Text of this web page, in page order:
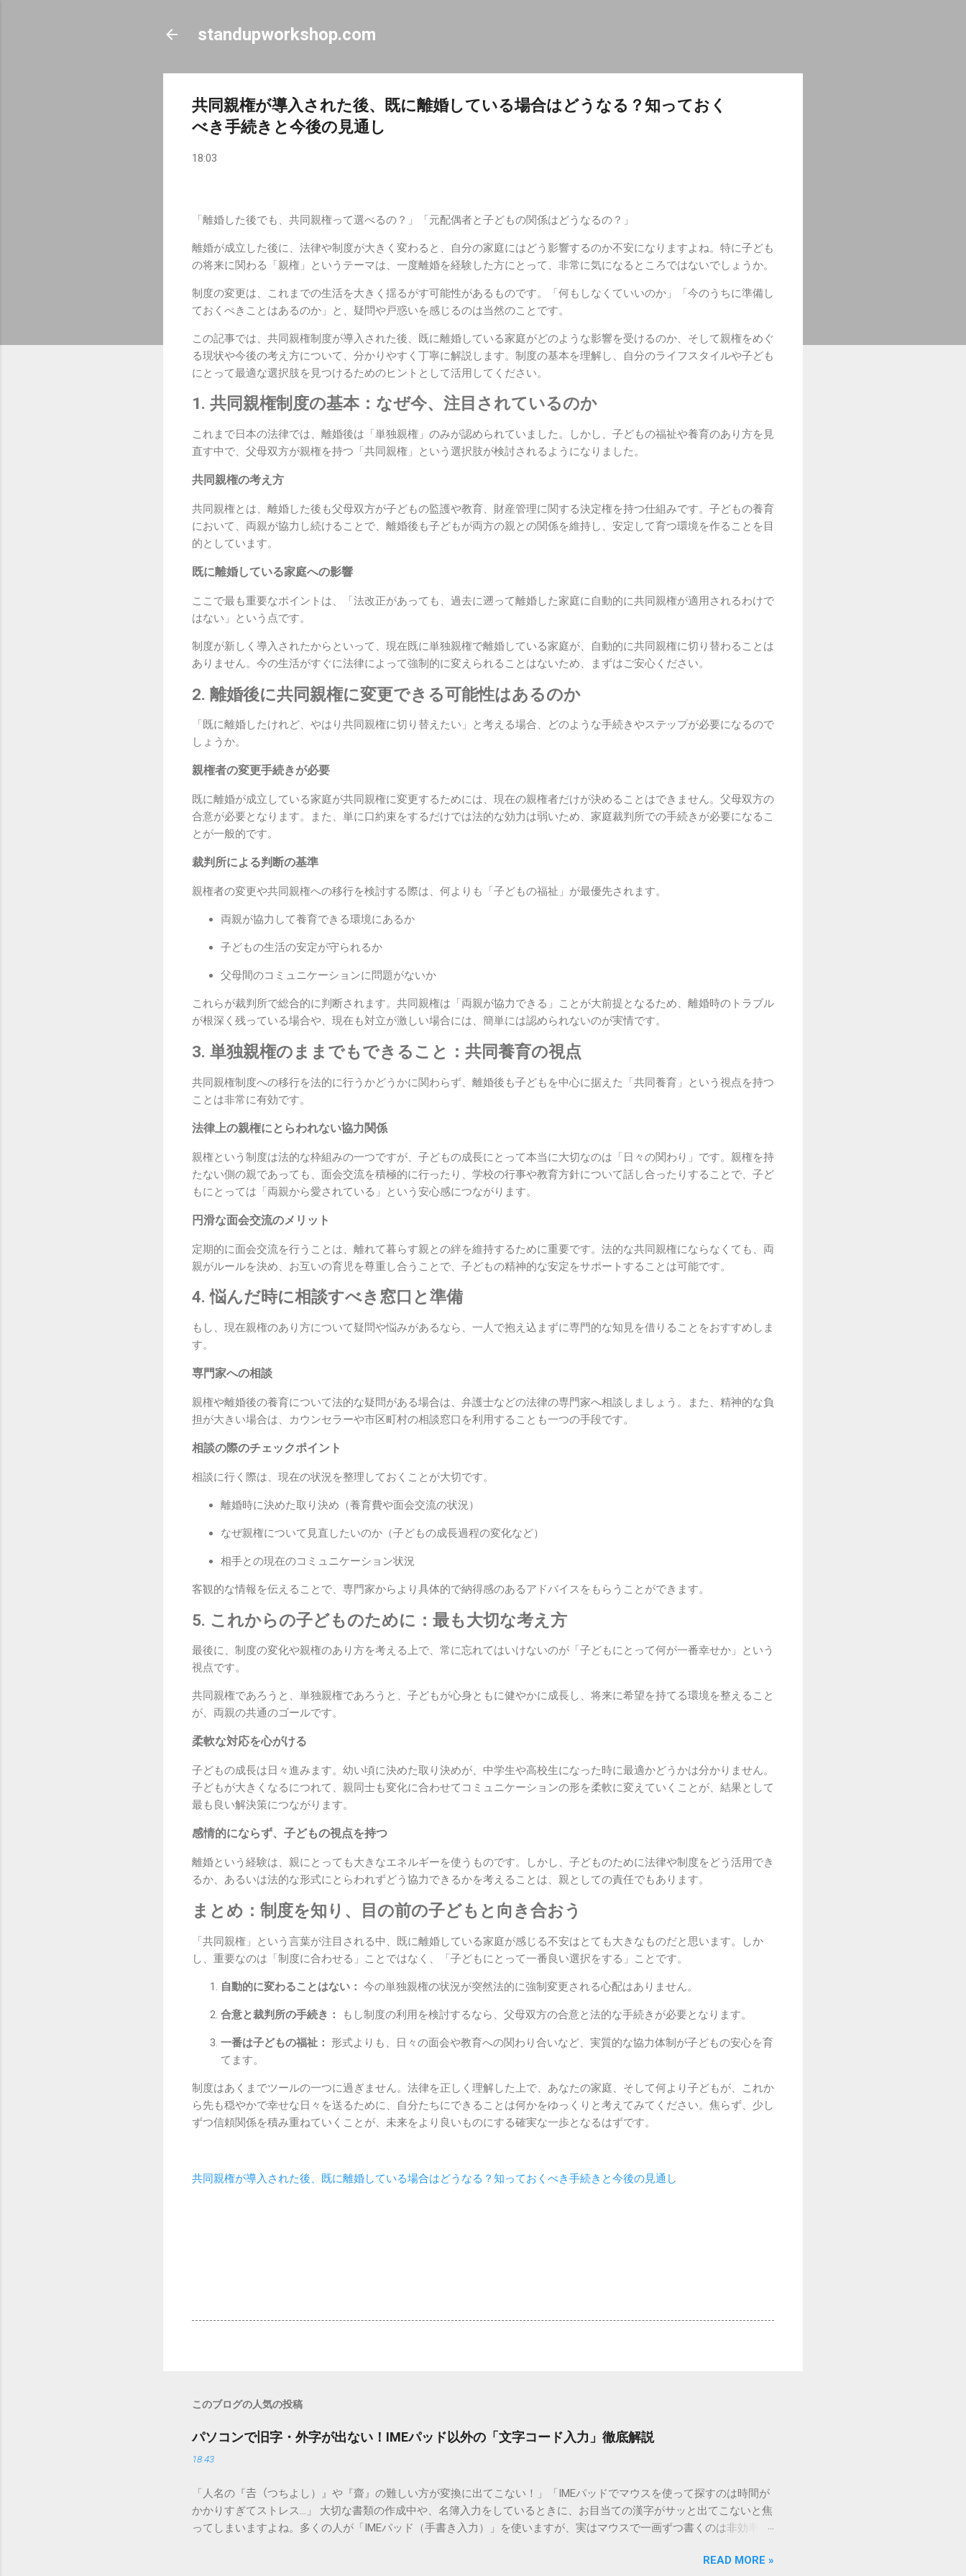
standupworkshop.com
共同親権が導入された後、既に離婚している場合はどうなる？知っておく
べき手続きと今後の見通し
18:03
「離婚した後でも、共同親権って選べるの？」「元配偶者と子どもの関係はどうなるの？」
離婚が成立した後に、法律や制度が大きく変わると、自分の家庭にはどう影響するのか不安になりますよね。特に子ども
の将来に関わる「親権」というテーマは、一度離婚を経験した方にとって、非常に気になるところではないでしょうか。
制度の変更は、これまでの生活を大きく揺るがす可能性があるものです。「何もしなくていいのか」「今のうちに準備し
ておくべきことはあるのか」と、疑問や戸惑いを感じるのは当然のことです。
この記事では、共同親権制度が導入された後、既に離婚している家庭がどのような影響を受けるのか、そして親権をめぐ
る現状や今後の考え方について、分かりやすく丁寧に解説します。制度の基本を理解し、自分のライフスタイルや子ども
にとって最適な選択肢を見つけるためのヒントとして活用してください。
1. 共同親権制度の基本：なぜ今、注目されているのか
これまで日本の法律では、離婚後は「単独親権」のみが認められていました。しかし、子どもの福祉や養育のあり方を見
直す中で、父母双方が親権を持つ「共同親権」という選択肢が検討されるようになりました。
共同親権の考え方
共同親権とは、離婚した後も父母双方が子どもの監護や教育、財産管理に関する決定権を持つ仕組みです。子どもの養育
において、両親が協力し続けることで、離婚後も子どもが両方の親との関係を維持し、安定して育つ環境を作ることを目
的としています。
既に離婚している家庭への影響
ここで最も重要なポイントは、「法改正があっても、過去に遡って離婚した家庭に自動的に共同親権が適用されるわけで
はない」という点です。
制度が新しく導入されたからといって、現在既に単独親権で離婚している家庭が、自動的に共同親権に切り替わることは
ありません。今の生活がすぐに法律によって強制的に変えられることはないため、まずはご安心ください。
2. 離婚後に共同親権に変更できる可能性はあるのか
「既に離婚したけれど、やはり共同親権に切り替えたい」と考える場合、どのような手続きやステップが必要になるので
しょうか。
親権者の変更手続きが必要
既に離婚が成立している家庭が共同親権に変更するためには、現在の親権者だけが決めることはできません。父母双方の
合意が必要となります。また、単に口約束をするだけでは法的な効力は弱いため、家庭裁判所での手続きが必要になるこ
とが一般的です。
裁判所による判断の基準
親権者の変更や共同親権への移行を検討する際は、何よりも「子どもの福祉」が最優先されます。
両親が協力して養育できる環境にあるか
子どもの生活の安定が守られるか
父母間のコミュニケーションに問題がないか
これらが裁判所で総合的に判断されます。共同親権は「両親が協力できる」ことが大前提となるため、離婚時のトラブル
が根深く残っている場合や、現在も対立が激しい場合には、簡単には認められないのが実情です。
3. 単独親権のままでもできること：共同養育の視点
共同親権制度への移行を法的に行うかどうかに関わらず、離婚後も子どもを中心に据えた「共同養育」という視点を持つ
ことは非常に有効です。
法律上の親権にとらわれない協力関係
親権という制度は法的な枠組みの一つですが、子どもの成長にとって本当に大切なのは「日々の関わり」です。親権を持
たない側の親であっても、面会交流を積極的に行ったり、学校の行事や教育方針について話し合ったりすることで、子ど
もにとっては「両親から愛されている」という安心感につながります。
円滑な面会交流のメリット
定期的に面会交流を行うことは、離れて暮らす親との絆を維持するために重要です。法的な共同親権にならなくても、両
親がルールを決め、お互いの育児を尊重し合うことで、子どもの精神的な安定をサポートすることは可能です。
4. 悩んだ時に相談すべき窓口と準備
もし、現在親権のあり方について疑問や悩みがあるなら、一人で抱え込まずに専門的な知見を借りることをおすすめしま
す。
専門家への相談
親権や離婚後の養育について法的な疑問がある場合は、弁護士などの法律の専門家へ相談しましょう。また、精神的な負
担が大きい場合は、カウンセラーや市区町村の相談窓口を利用することも一つの手段です。
相談の際のチェックポイント
相談に行く際は、現在の状況を整理しておくことが大切です。
離婚時に決めた取り決め（養育費や面会交流の状況）
なぜ親権について見直したいのか（子どもの成長過程の変化など）
相手との現在のコミュニケーション状況
客観的な情報を伝えることで、専門家からより具体的で納得感のあるアドバイスをもらうことができます。
5. これからの子どものために：最も大切な考え方
最後に、制度の変化や親権のあり方を考える上で、常に忘れてはいけないのが「子どもにとって何が一番幸せか」という
視点です。
共同親権であろうと、単独親権であろうと、子どもが心身ともに健やかに成長し、将来に希望を持てる環境を整えること
が、両親の共通のゴールです。
柔軟な対応を心がける
子どもの成長は日々進みます。幼い頃に決めた取り決めが、中学生や高校生になった時に最適かどうかは分かりません。
子どもが大きくなるにつれて、親同士も変化に合わせてコミュニケーションの形を柔軟に変えていくことが、結果として
最も良い解決策につながります。
感情的にならず、子どもの視点を持つ
離婚という経験は、親にとっても大きなエネルギーを使うものです。しかし、子どものために法律や制度をどう活用でき
るか、あるいは法的な形式にとらわれずどう協力できるかを考えることは、親としての責任でもあります。
まとめ：制度を知り、目の前の子どもと向き合おう
「共同親権」という言葉が注目される中、既に離婚している家庭が感じる不安はとても大きなものだと思います。しか
し、重要なのは「制度に合わせる」ことではなく、「子どもにとって一番良い選択をする」ことです。
自動的に変わることはない： 今の単独親権の状況が突然法的に強制変更される心配はありません。
合意と裁判所の手続き： もし制度の利用を検討するなら、父母双方の合意と法的な手続きが必要となります。
一番は子どもの福祉：
形式よりも、日々の面会や教育への関わり合いなど、実質的な協力体制が子どもの安心を育
てます。
制度はあくまでツールの一つに過ぎません。法律を正しく理解した上で、あなたの家庭、そして何より子どもが、これか
ら先も穏やかで幸せな日々を送るために、自分たちにできることは何かをゆっくりと考えてみてください。焦らず、少し
ずつ信頼関係を積み重ねていくことが、未来をより良いものにする確実な一歩となるはずです。
共同親権が導入された後、既に離婚している場合はどうなる？知っておくべき手続きと今後の見通し
このブログの人気の投稿
パソコンで旧字・外字が出ない！IMEパッド以外の「文字コード入力」徹底解説
18:43
「人名の『𠮷（つちよし）』や『齋』の難しい方が変換に出てこない！」「IMEパッドでマウスを使って探すのは時間が
かかりすぎてストレス…」 大切な書類の作成中や、名簿入力をしているときに、お目当ての漢字がサッと出てこないと焦
ってしまいますよね。多くの人が「IMEパッド（手書き入力）」を使いますが、実はマウスで一画ずつ書くのは非効率で
ードを打ち込むだけで一瞬で旧字や外字、特殊記号を呼び出す「文字コード入力」のテクニックを詳しく解説します。
READ MORE »